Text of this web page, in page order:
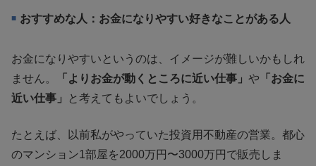
おすすめな人：お金になりやすい好きなことがある人
お金になりやすいというのは、イメージが難しいかもしれ
ません。
「よりお金が動くところに近い仕事」 や 「お金に
近い仕事」
と考えてもよいでしょう。
たとえば、以前私がやっていた投資用不動産の営業。都心
のマンション1部屋を2000万円〜3000万円で販売しま